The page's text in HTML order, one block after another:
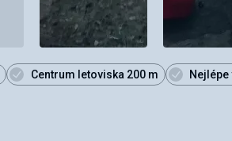
Centrum letoviska 200 m Nejlépe